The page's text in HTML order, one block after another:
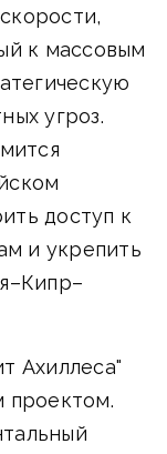
к массовым
угроз.
доступ к
и укрепить
Ахиллеса"
проектом.